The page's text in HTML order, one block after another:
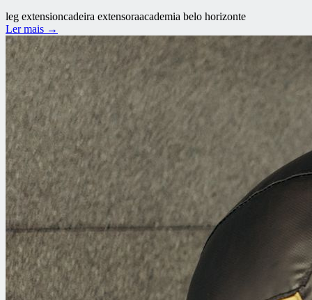
leg extensioncadeira extensoraacademia belo horizonte
Ler mais →